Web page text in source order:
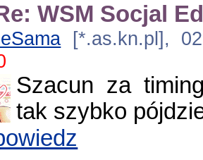
WSM Socjal
[*.as.kn.pl],
Szacun za
tak szybko